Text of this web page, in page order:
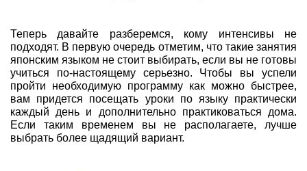
Теперь давайте разберемся, кому интенсивы не
подходят. В первую очередь отметим, что такие занятия
японским языком не стоит выбирать, если вы не готовы
учиться по-настоящему серьезно. Чтобы вы успели
пройти необходимую программу как можно быстрее,
вам придется посещать уроки по языку практически
каждый день и дополнительно практиковаться дома.
Если таким временем вы не располагаете, лучше
выбрать более щадящий вариант.